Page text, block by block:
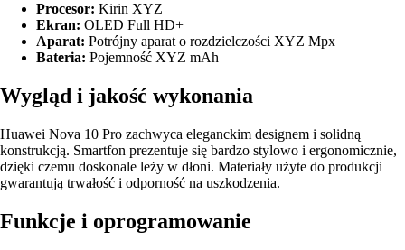
Procesor: Kirin XYZ
Ekran: OLED Full HD+
Aparat: Potrójny aparat o rozdzielczości XYZ Mpx
Bateria: Pojemność XYZ mAh
Wygląd i jakość wykonania
Huawei Nova 10 Pro zachwyca eleganckim designem i solidną
konstrukcją. Smartfon prezentuje się bardzo stylowo i ergonomicznie,
dzięki czemu doskonale leży w dłoni. Materiały użyte do produkcji
gwarantują trwałość i odporność na uszkodzenia.
Funkcje i oprogramowanie